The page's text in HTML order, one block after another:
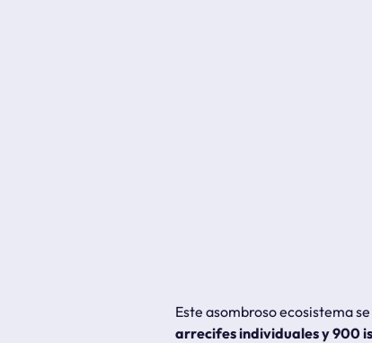
Este asombroso ecosistema
arrecifes individuales y 900